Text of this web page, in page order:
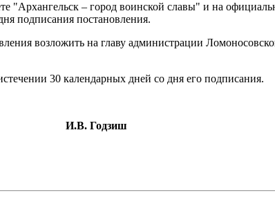
"Архангельск – город воинской славы" и на
подписания постановления.
возложить на главу администрации
30 календарных дней со дня его подписания.
И.В. Годзиш